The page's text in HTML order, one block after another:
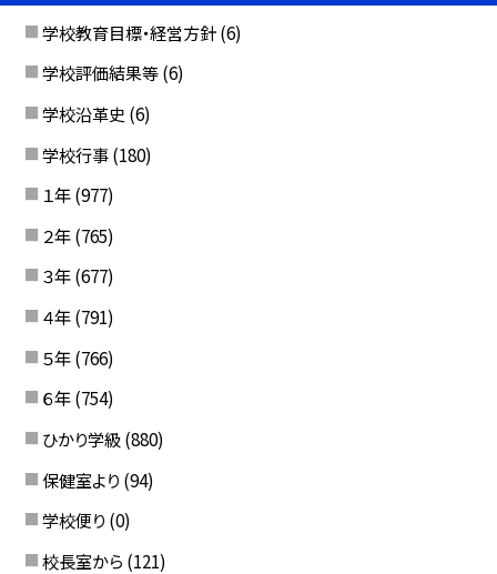
学校教育目標・経営方針 (6)
学校評価結果等 (6)
学校沿革史 (6)
学校行事 (180)
１年 (977)
２年 (765)
３年 (677)
４年 (791)
５年 (766)
６年 (754)
ひかり学級 (880)
保健室より (94)
学校便り (0)
校長室から (121)